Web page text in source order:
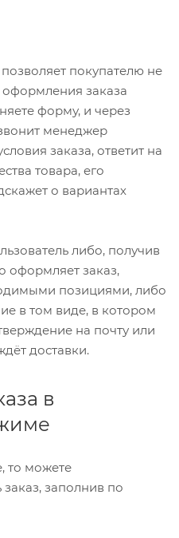
покупателю не
заказа
форму, и через
менеджер
заказа, ответит на
товара, его
о вариантах
либо, получив
оформляет заказ,
позициями, либо
в том виде, в котором
на почту или
доставки.
в
то можете
заполнив по